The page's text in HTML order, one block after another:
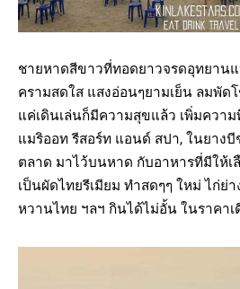
ชายหาดสีขาวที่ทอดยาวจรดอุทยาน
ครามสดใส แสงอ่อนๆยามเย็น ลมพัด
แค่เดินเล่นก็มีความสุขแล้ว เพิ่มความ
แมริออท รีสอร์ท แอนด์ สปา, ในยางบี
ตลาด มาไว้บนหาด กับอาหารที่มีให้เ
เป็นผัดไทยรีเมียม ทำสดๆๆ ใหม่ ไก่ย่
หวานไทย ฯลฯ กินได้ไม่อั้น ในราคาเ